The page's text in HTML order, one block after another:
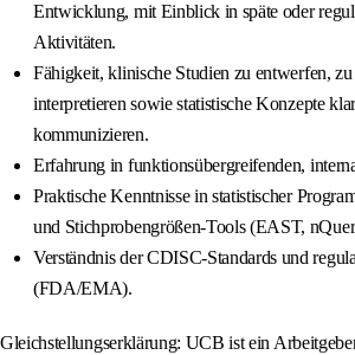
Entwicklung, mit Einblick in späte oder
Aktivitäten.
Fähigkeit, klinische Studien zu entwerfen,
interpretieren sowie statistische Konzepte
kommunizieren.
Erfahrung in funktionsübergreifenden,
Praktische Kenntnisse in statistischer
und Stichprobengrößen-Tools (EAST,
Verständnis der CDISC-Standards und
(FDA/EMA).
Gleichstellungserklärung: UCB ist ein